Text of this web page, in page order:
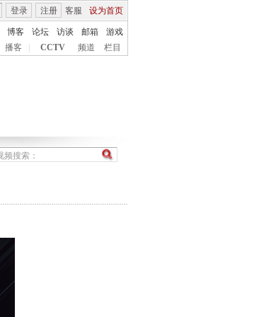
客服 设为首页
登录 注册
博客 论坛 访谈 邮箱
游戏
播客 CCTV 频道 栏目